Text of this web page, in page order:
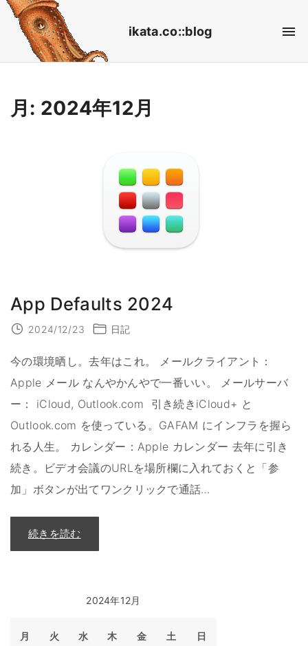
ikata.co::blog
月: 2024年12月
App Defaults 2024
2024/12/23 日記
今の環境晒し。去年はこれ。 メールクライアント：
Apple メール なんやかんやで一番いい。 メールサーバ
ー： iCloud, Outlook.com 引き続きiCloud+ と
Outlook.com を使っている。GAFAM にインフラを握ら
れる人生。 カレンダー：Apple カレンダー 去年に引き
続き。ビデオ会議のURLを場所欄に入れておくと「参
加」ボタンが出てワンクリックで通話…
続きを読む
A
p
t
s
2024年12月
月 火 水 木 金 土 日